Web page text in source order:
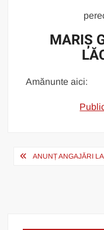
MARIȘ
Amănunte aici:
PostANUNȚ ANGAJĂRI